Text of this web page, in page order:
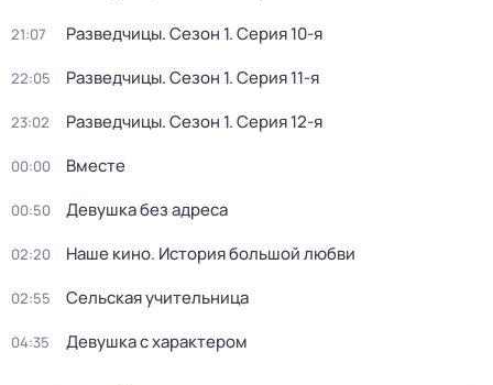
21:07 Разведчицы. Сезон 1. Серия 10-я
22:05 Разведчицы. Сезон 1. Серия 11-я
23:02 Разведчицы. Сезон 1. Серия 12-я
00:00 Вместе
00:50 Девушка без адреса
02:20 Наше кино. История большой любви
02:55 Сельская учительница
04:35 Девушка с характером